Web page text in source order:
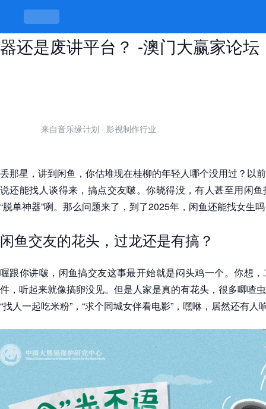
2025年闲鱼还能找女生吗，社交神
器还是废讲平台？ -澳门大赢家论坛
来自音乐缘计划 · 影视制作行业
丢那星，讲到闲鱼，你估堆现在桂柳的年轻人哪个没用过？以
说还能找人谈得来，搞点交友啵。你晓得没，有人甚至用闲
“脱单神器”咧。那么问题来了，到了2025年，闲鱼还能找女生
闲鱼交友的花头，过龙还是有搞？
喔跟你讲啵，闲鱼搞交友这事最开始就是闷头鸡一个。你想
件，听起来就像搞卵没见。但是人家是真的有花头，很多唧喳
“找人一起吃米粉”，“求个同城女伴看电影”，嘿咻，居然还有人